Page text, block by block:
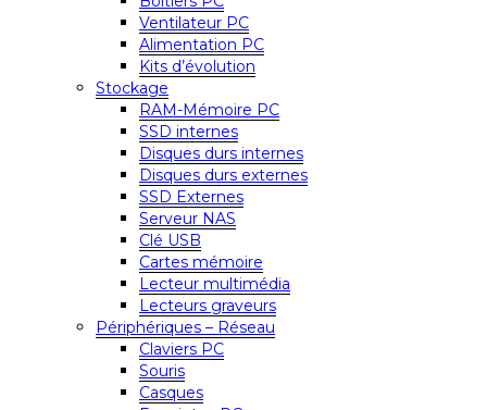
Ventilateur PC
Alimentation PC
Kits d’évolution
Stockage
RAM-Mémoire PC
SSD internes
Disques durs internes
Disques durs externes
SSD Externes
Serveur NAS
Clé USB
Cartes mémoire
Lecteur multimédia
Lecteurs graveurs
Périphériques – Réseau
Claviers PC
Souris
Casques